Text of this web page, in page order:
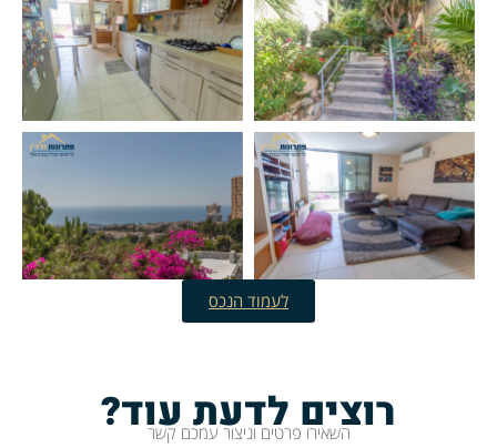
לעמוד הנכס
רוצים לדעת עוד?
השאירו פרטים וניצור עמכם קשר